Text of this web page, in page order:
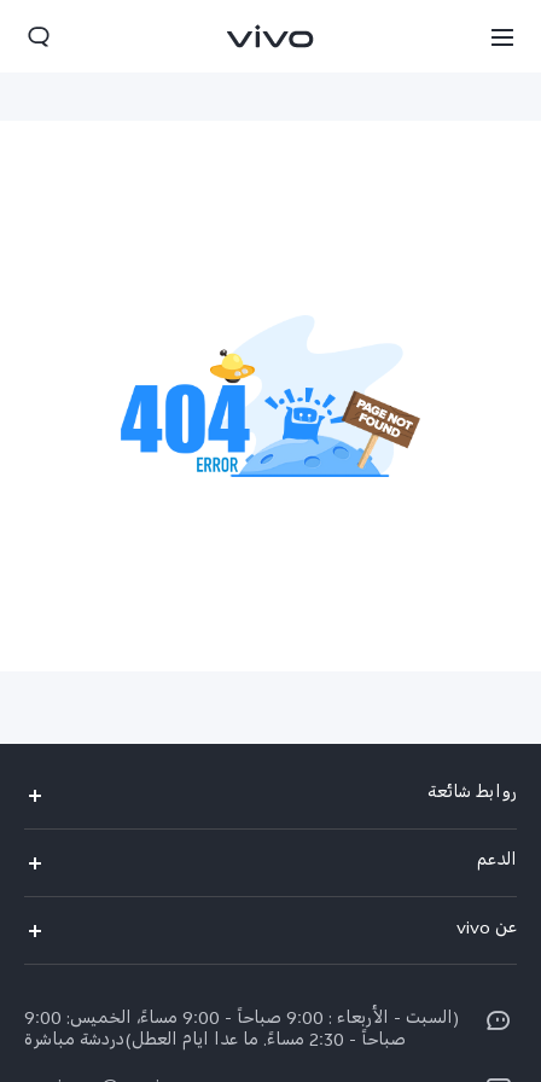
روابط شائعة
X200 FE (New)
Y39 5G
Y04
الدعم
مراكز الصيانة
Funtouch OS
عن vivo
الأخبار
الإشعارات القانونية
(السبت - الأربعاء : 9:00 صباحاً - 9:00 مساءً، الخميس: 9:00
صباحاً - 2:30 مساءً. ما عدا ايام العطل)دردشة مباشرة